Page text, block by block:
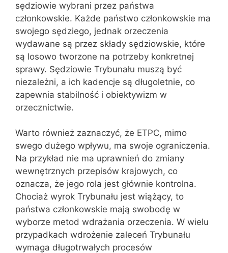
sędziowie wybrani przez państwa
członkowskie. Każde państwo członkowskie ma
swojego sędziego, jednak orzeczenia
wydawane są przez składy sędziowskie, które
są losowo tworzone na potrzeby konkretnej
sprawy. Sędziowie Trybunału muszą być
niezależni, a ich kadencje są długoletnie, co
zapewnia stabilność i obiektywizm w
orzecznictwie.
Warto również zaznaczyć, że ETPC, mimo
swego dużego wpływu, ma swoje ograniczenia.
Na przykład nie ma uprawnień do zmiany
wewnętrznych przepisów krajowych, co
oznacza, że jego rola jest głównie kontrolna.
Chociaż wyrok Trybunału jest wiążący, to
państwa członkowskie mają swobodę w
wyborze metod wdrażania orzeczenia. W wielu
przypadkach wdrożenie zaleceń Trybunału
wymaga długotrwałych procesów